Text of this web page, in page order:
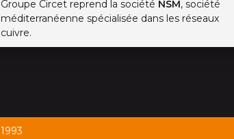
Groupe Circet reprend la société NSM, société
méditerranéenne spécialisée dans les réseaux
cuivre.
1993